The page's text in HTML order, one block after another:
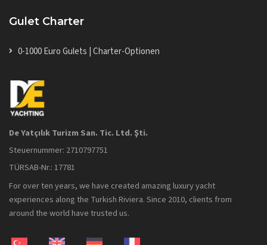
Gulet Charter
0-1000 Euro Gulets | Charter-Optionen
De Yatçılık Turizm San. Tic. Ltd. Şti.
Steuernummer: 2710797751
TÜRSAB-Nr.: 17781
For over ten years, we have created amazing luxury yacht
experiences along the Turkish Riviera. Since 2010, clients from
around the world have trusted us.